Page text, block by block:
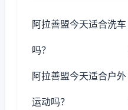
阿拉善盟今天适合洗车
吗？
阿拉善盟今天适合户外
运动吗？